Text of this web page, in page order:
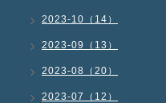
2023-10（14）
2023-09（13）
2023-08（20）
2023-07（12）